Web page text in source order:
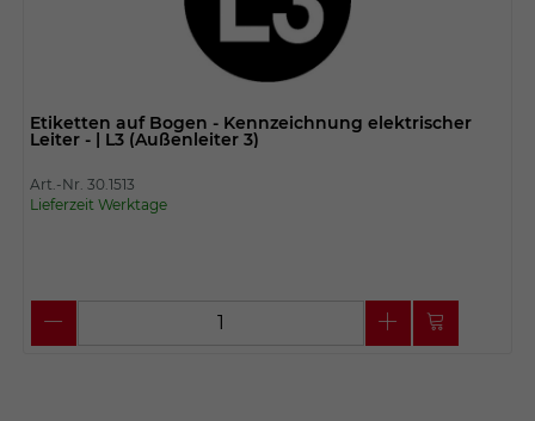
Etiketten auf Bogen - Kennzeichnung elektrischer
Leiter - | L3 (Außenleiter 3)
Art.-Nr. 30.1513
Lieferzeit Werktage